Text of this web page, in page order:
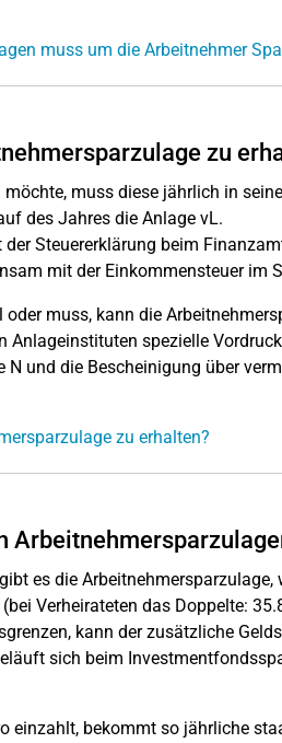
muss um die Arbeitnehmer
zu
muss diese jährlich in
des Jahres die Anlage vL.
Steuererklärung beim
mit der Einkommensteuer im
muss, kann die
Anlageinstituten spezielle
N und die Bescheinigung über
zu erhalten?
es die
Verheirateten das Doppelte:
kann der zusätzliche
sich beim
einzahlt, bekommt so jährliche